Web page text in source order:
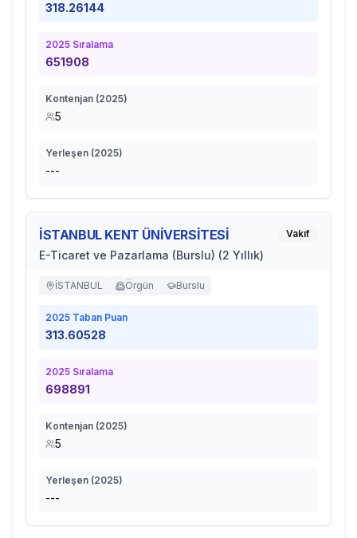
318.26144
2025 Sıralama
651908
Kontenjan (2025)
5
Yerleşen (2025)
---
İSTANBUL KENT ÜNİVERSİTESİ
E-Ticaret ve Pazarlama (Burslu) (2 Yıllık)
Vakıf
İSTANBUL Örgün Burslu
2025 Taban Puan
313.60528
2025 Sıralama
698891
Kontenjan (2025)
5
Yerleşen (2025)
---